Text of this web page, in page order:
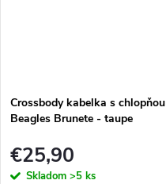
Crossbody kabelka s chlopňou
Beagles Brunete - taupe
€25,90
Skladom >5 ks